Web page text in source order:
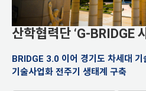
산학협력단 ‘G-BRIDGE
BRIDGE 3.0 이어 경기도 차세대 기
기술사업화 전주기 생태계 구축